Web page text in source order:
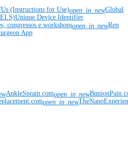
(Instructions for Use)open_in_newGlobal
Unique Device Identifier
congressos e workshopsopen_in_newRep
App
AnkleSprain.comopen_in_new
open_in_new